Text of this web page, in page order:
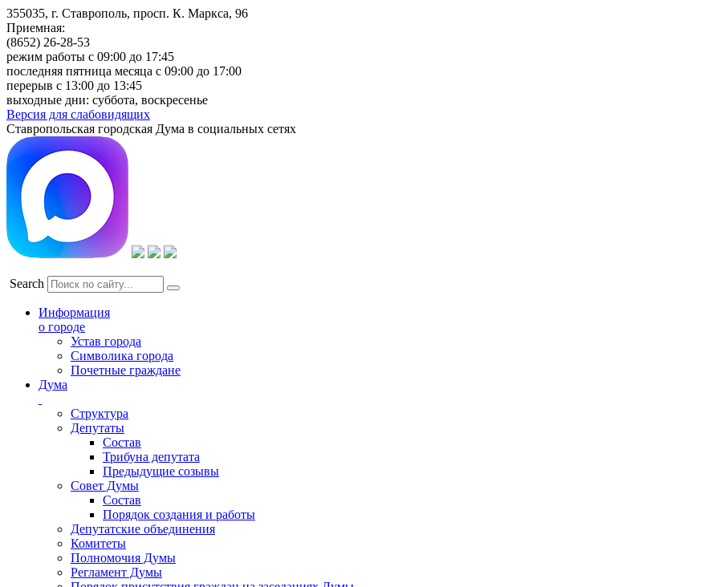
355035, г. Ставрополь, просп. К. Маркса, 96
Приемная:
(8652) 26-28-53
режим работы с 09:00 до 17:45
последняя пятница месяца с 09:00 до 17:00
перерыв с 13:00 до 13:45
выходные дни: суббота, воскресенье
Версия для слабовидящих
Ставропольская городская Дума в социальных сетях
Search
Информация
о городе
Устав города
Символика города
Почетные граждане
Дума
Структура
Депутаты
Состав
Трибуна депутата
Предыдущие созывы
Совет Думы
Состав
Порядок создания и работы
Депутатские объединения
Комитеты
Полномочия Думы
Регламент Думы